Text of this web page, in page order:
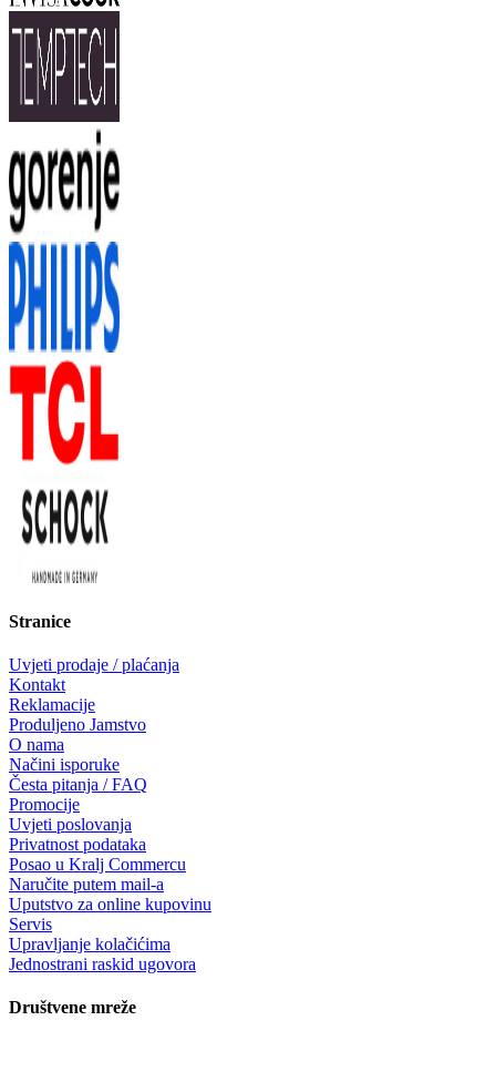
Stranice
Uvjeti prodaje / plaćanja
Kontakt
Reklamacije
Produljeno Jamstvo
O nama
Načini isporuke
Česta pitanja / FAQ
Promocije
Uvjeti poslovanja
Privatnost podataka
Posao u Kralj Commercu
Naručite putem mail-a
Uputstvo za online kupovinu
Servis
Upravljanje kolačićima
Jednostrani raskid ugovora
Društvene mreže